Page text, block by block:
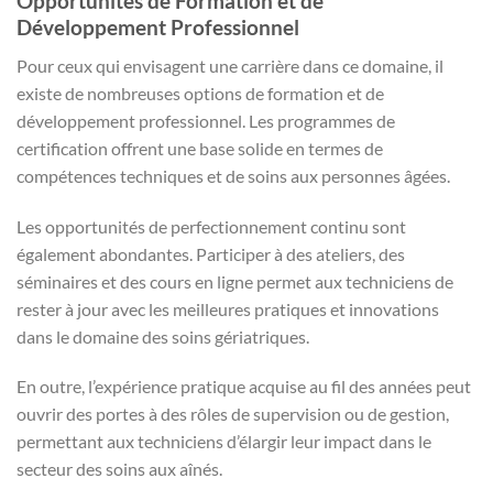
Développement Professionnel
Pour ceux qui envisagent une carrière dans ce domaine, il
existe de nombreuses options de formation et de
développement professionnel. Les programmes de
certification offrent une base solide en termes de
compétences techniques et de soins aux personnes âgées.
Les opportunités de perfectionnement continu sont
également abondantes. Participer à des ateliers, des
séminaires et des cours en ligne permet aux techniciens de
rester à jour avec les meilleures pratiques et innovations
dans le domaine des soins gériatriques.
En outre, l’expérience pratique acquise au fil des années peut
ouvrir des portes à des rôles de supervision ou de gestion,
permettant aux techniciens d’élargir leur impact dans le
secteur des soins aux aînés.